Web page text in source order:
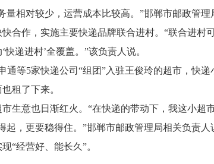
量相对较少，运营成本比较高。”邯郸市邮政管
合作，实施主要快递品牌联合进村。“联合进村
递进村’全覆盖。”该负责人说。
通等5家快递公司“组团”入驻王俊玲的超市，快
租了下来。
生意也日渐红火。“在快递的带动下，我这小超
起，更要稳得住。”邯郸市邮政管理局相关负责
“经营好、能长久”。